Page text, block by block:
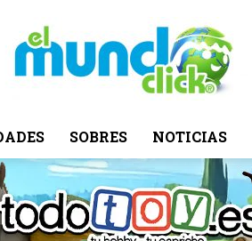
El
SOBRES NOTICIAS